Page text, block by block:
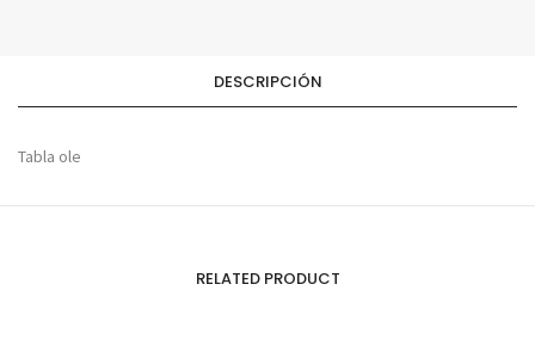
DESCRIPCIÓN
Tabla ole
RELATED PRODUCT